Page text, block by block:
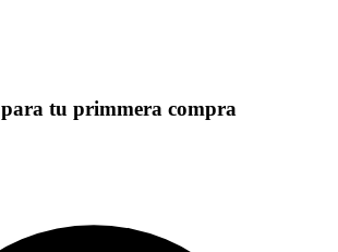
para tu primmera compra